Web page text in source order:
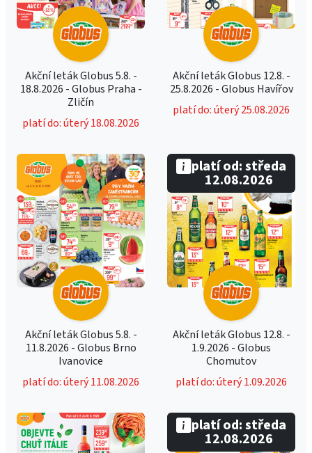
Akční leták Globus 5.8. -
18.8.2026 - Globus Praha -
Zličín
platí do: úterý 18.08.2026
Akční leták Globus 12.8. -
25.8.2026 - Globus Havířov
platí do: úterý 25.08.2026
Akční leták Globus 5.8. -
11.8.2026 - Globus Brno
Ivanovice
platí do: úterý 11.08.2026
Akční leták Globus 12.8. -
1.9.2026 - Globus
Chomutov
platí do: úterý 1.09.2026
platí od: středa
12.08.2026
platí od: středa
12.08.2026